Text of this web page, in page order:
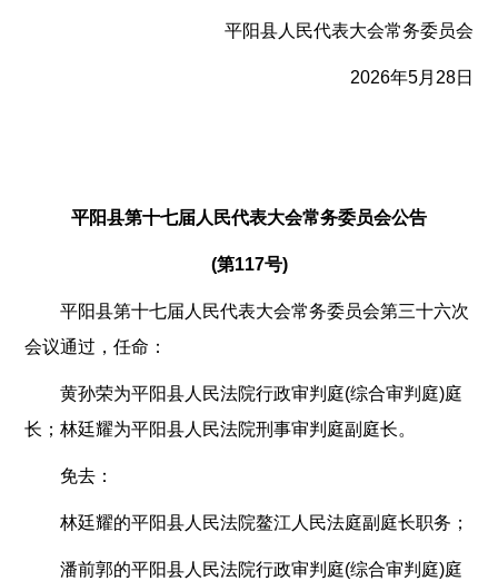
平阳县人民代表大会常务委员会
2026年5月28日
平阳县第十七届人民代表大会常务委员会公告
(第117号)
平阳县第十七届人民代表大会常务委员会第三十六次
会议通过，任命：
黄孙荣为平阳县人民法院行政审判庭(综合审判庭)庭
长；林廷耀为平阳县人民法院刑事审判庭副庭长。
免去：
林廷耀的平阳县人民法院鳌江人民法庭副庭长职务；
潘前郭的平阳县人民法院行政审判庭(综合审判庭)庭